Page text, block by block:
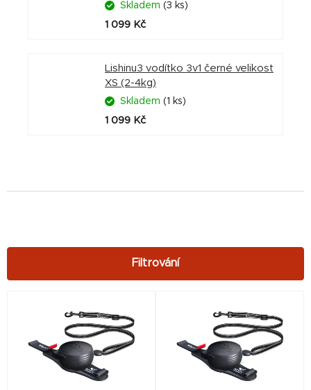
Skladem (3 ks)
1 099 Kč
Lishinu3 vodítko 3v1 černé velikost
XS (2-4kg)
Skladem (1 ks)
1 099 Kč